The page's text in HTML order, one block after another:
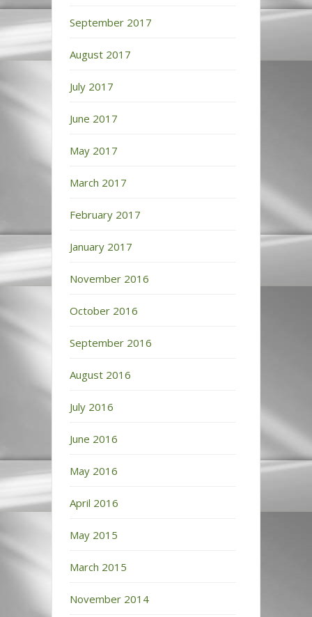
September 2017
August 2017
July 2017
June 2017
May 2017
March 2017
February 2017
January 2017
November 2016
October 2016
September 2016
August 2016
July 2016
June 2016
May 2016
April 2016
May 2015
March 2015
November 2014